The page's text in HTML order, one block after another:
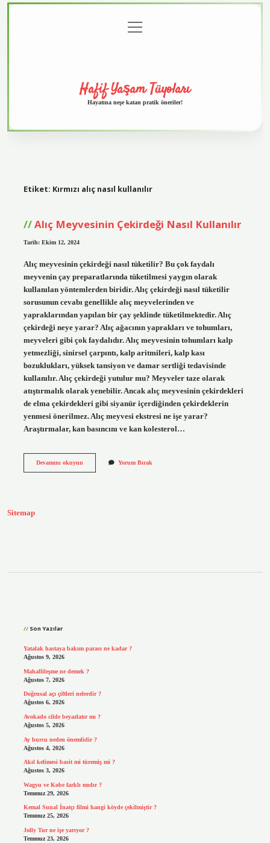
menüyü
aç
Hafif Yaşam Tüyoları
Hayatına neşe katan pratik öneriler!
Etiket: Kırmızı alıç nasıl kullanılır
Alıç Meyvesinin Çekirdeği Nasıl Kullanılır
Tarih: Ekim 12, 2024
Alıç meyvesinin çekirdeği nasıl tüketilir? Bu çok faydalı
meyvenin çay preparatlarında tüketilmesi yaygın olarak
kullanılan yöntemlerden biridir. Alıç çekirdeği nasıl tüketilir
sorusunun cevabı genellikle alıç meyvelerinden ve
yapraklarından yapılan bir çay şeklinde tüketilmektedir. Alıç
çekirdeği neye yarar? Alıç ağacının yaprakları ve tohumları,
meyveleri gibi çok faydalıdır. Alıç meyvesinin tohumları kalp
yetmezliği, sinirsel çarpıntı, kalp aritmileri, kalp kası
bozuklukları, yüksek tansiyon ve damar sertliği tedavisinde
kullanılır. Alıç çekirdeği yutulur mu? Meyveler taze olarak
atıştırmalık olarak yenebilir. Ancak alıç meyvesinin çekirdekleri
de elma çekirdekleri gibi siyanür içerdiğinden çekirdeklerin
yenmesi önerilmez. Alıç meyvesi ekstresi ne işe yarar?
Araştırmalar, kan basıncını ve kan kolesterol…
Devamını okuyunAlıç
Yorum Bırak
Sitemap
Son Yazılar
Yatalak hastaya bakım parası ne kadar ?
Ağustos 9, 2026
Mahallileşme ne demek ?
Ağustos 7, 2026
Doğrusal açı çiftleri nelerdir ?
Ağustos 6, 2026
Avokado cilde beyazlatır mı ?
Ağustos 5, 2026
Ay burcu neden önemlidir ?
Ağustos 4, 2026
Akıl kelimesi basit mi türemiş mi ?
Ağustos 3, 2026
Wagyu ve Kobe farklı mıdır ?
Temmuz 29, 2026
Kemal Sunal İnatçı filmi hangi köyde çekilmiştir ?
Temmuz 25, 2026
Jolly Tur ne işe yarıyor ?
Temmuz 23, 2026